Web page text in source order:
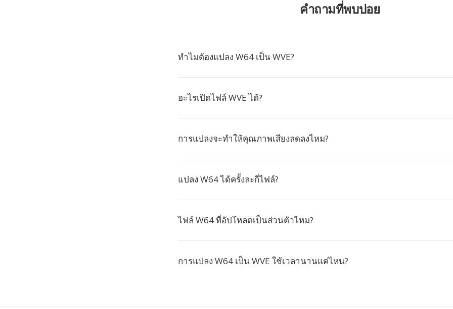
คำถามที่พบบ่อย
ทำไมต้องแปลง W64 เป็น WVE?
อะไรเปิดไฟล์ WVE ได้?
การแปลงจะทำให้คุณภาพเสียงลดลงไหม?
แปลง W64 ได้ครั้งละกี่ไฟล์?
ไฟล์ W64 ที่อัปโหลดเป็นส่วนตัวไหม?
การแปลง W64 เป็น WVE ใช้เวลานานแค่ไหน?